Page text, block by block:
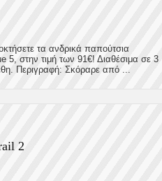
τα ανδρικά παπούτσια
στην τιμή των 91€! Διαθέσιμα σε 3
Περιγραφή: Σκόραρε από ...
2